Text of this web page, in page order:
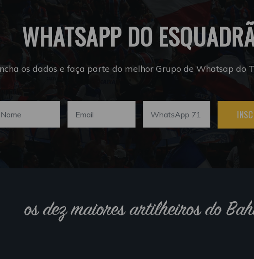
WHATSAPP DO
os dados e faça parte do melhor Grupo de Whatsap do
os dez maiores artilheiros do